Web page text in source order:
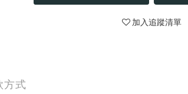
加入追蹤清單
方式